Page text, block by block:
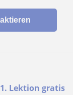
1. Lektion gratis